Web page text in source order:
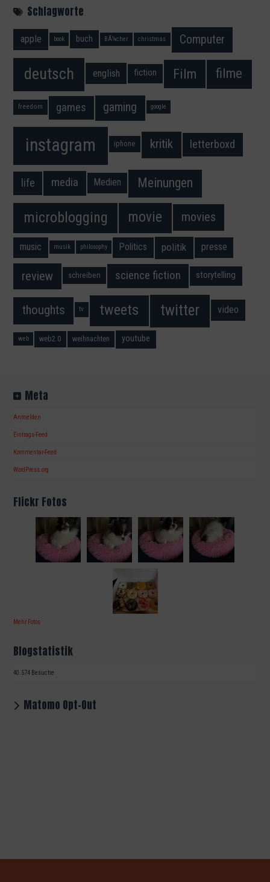
Schlagworte
apple book buch BÃ¼cher christmas Computer
deutsch english fiction Film filme
freedom games gaming google
instagram iphone kritik letterboxd
life media Medien Meinungen
microblogging movie movies
music musik philosophy Politics politik presse
review schreiben science fiction storytelling
thoughts tv tweets twitter video
web web2.0 weihnachten youtube
Meta
Anmelden
Eintrags-Feed
Kommentar-Feed
WordPress.org
Flickr Fotos
Mehr Fotos
Blogstatistik
40.574 Besuche
Matomo Opt-Out